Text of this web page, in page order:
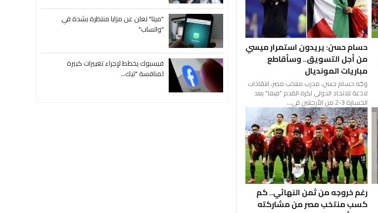
حسام حسن: يريدون استمرار ميسي
من أجل التسويق.. وسأقاطع
مباريات المونديال
وجّه حسام حسن، مدرب منتخب مصر، انتقادات
لاذعة للاتحاد الدولي لكرة القدم "فيفا" بعد
الخسارة 3-2 من الأرجنتين في...
رغم خروجه من ثمن النهائي.. كم
كسب منتخب مصر من مشاركته
"ميتا" تعلن عن مزايا منتظرة بشدة في
"واتساب"
فيسبوك يخطط لإجراء تغييرات كبيرة
لمنافسة "تيك...